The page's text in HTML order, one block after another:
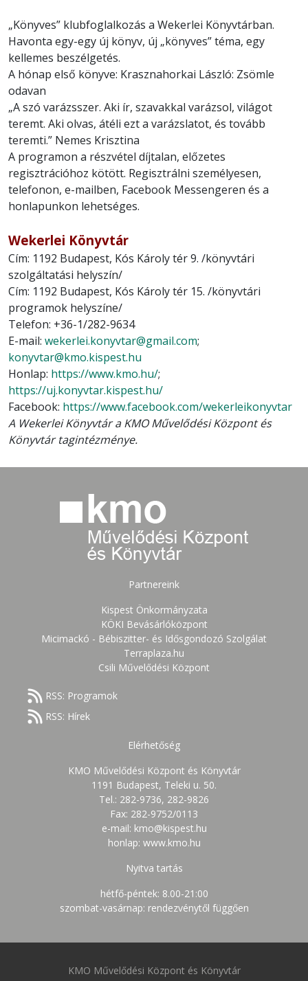
„Könyves” klubfoglalkozás a Wekerlei Könyvtárban.
Havonta egy-egy új könyv, új „könyves” téma, egy
kellemes beszélgetés.
A hónap első könyve: Krasznahorkai László: Zsömle
odavan
„A szó varázsszer. Aki ír, szavakkal varázsol, világot
teremt. Aki olvas, átéli ezt a varázslatot, és tovább
teremti.” Nemes Krisztina
A programon a részvétel díjtalan, előzetes
regisztrációhoz kötött. Regisztrálni személyesen,
telefonon, e-mailben, Facebook Messengeren és a
honlapunkon lehetséges.
Wekerlei Könyvtár
Cím: 1192 Budapest, Kós Károly tér 9. /könyvtári
szolgáltatási helyszín/
Cím: 1192 Budapest, Kós Károly tér 15. /könyvtári
programok helyszíne/
Telefon: +36-1/282-9634
E-mail: wekerlei.konyvtar@gmail.com;
konyvtar@kmo.kispest.hu
Honlap: https://www.kmo.hu/;
https://uj.konyvtar.kispest.hu/
Facebook: https://www.facebook.com/wekerleikonyvtar
A Wekerlei Könyvtár a KMO Művelődési Központ és
Könyvtár tagintézménye.
Partnereink
Kispest Önkormányzata
KÖKI Bevásárlóközpont
Micimackó - Bébiszitter- és Idősgondozó Szolgálat
Terraplaza.hu
Csili Művelődési Központ
RSS: Programok
RSS: Hírek
Elérhetőség
KMO Művelődési Központ és Könyvtár
1191 Budapest, Teleki u. 50.
Tel.: 282-9736, 282-9826
Fax: 282-9752/0113
e-mail: kmo@kispest.hu
honlap: www.kmo.hu
Nyitva tartás
hétfő-péntek: 8.00-21:00
szombat-vasárnap: rendezvénytől függően
KMO Művelődési Központ és Könyvtár